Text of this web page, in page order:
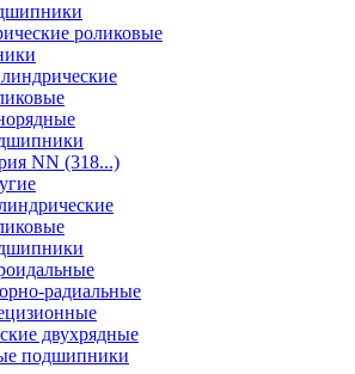
роликовые
NN (318...)
радиальные
двухрядные
подшипники